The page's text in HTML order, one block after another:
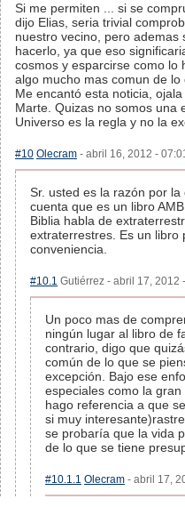
Si me permiten ... si se
dijo Elias, seria trivial
nuestro vecino, pero
hacerlo, ya que eso
cosmos y esparcirse como lo
algo mucho mas comun de
Me encantó esta noticia,
Marte. Quizas no somos una
Universo es la regla y no la
#10 Olecram - abril 16, 2012 -
Sr. usted es la razón por
cuenta que es un libro
Biblia habla de
extraterrestres. Es un libro
conveniencia.
#10.1 Gutiérrez - abril 17, 2012
Un poco mas de
ningún lugar al libro de
contrario, digo que
común de lo que se
excepción. Bajo ese
especiales como la
hago referencia a que
si muy
se probaría que la vida
de lo que se tiene
#10.1.1 Olecram - abril 17,